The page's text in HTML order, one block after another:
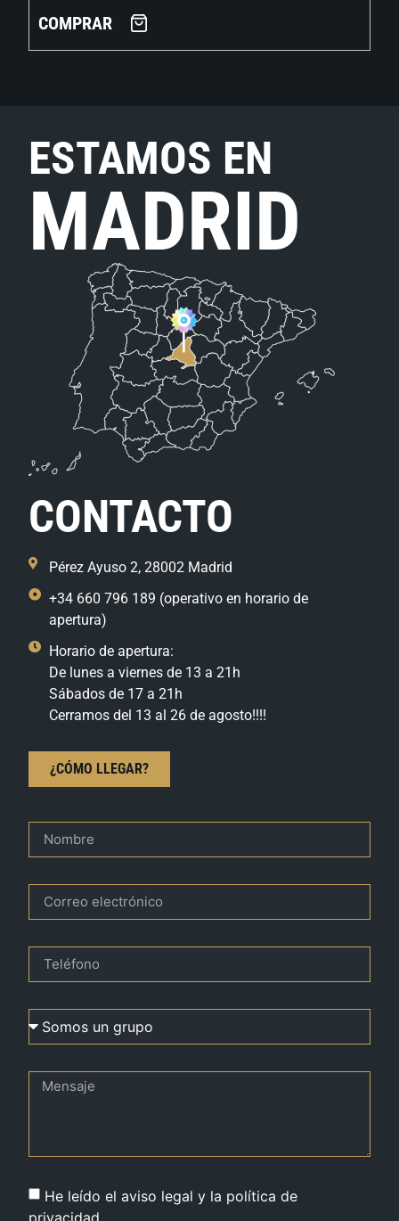
COMPRAR
ESTAMOS EN
MADRID
CONTACTO
Pérez Ayuso 2, 28002 Madrid
+34 660 796 189 (operativo en horario de
apertura)
Horario de apertura:
De lunes a viernes de 13 a 21h
Sábados de 17 a 21h
Cerramos del 13 al 26 de agosto!!!!
¿CÓMO LLEGAR?
He leído el aviso legal y la política de
privacidad